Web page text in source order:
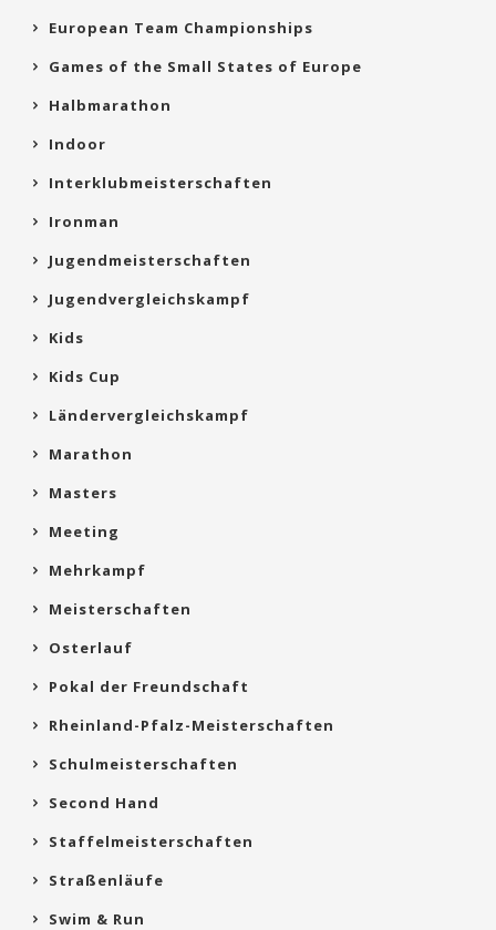
European Team Championships
Games of the Small States of Europe
Halbmarathon
Indoor
Interklubmeisterschaften
Ironman
Jugendmeisterschaften
Jugendvergleichskampf
Kids
Kids Cup
Ländervergleichskampf
Marathon
Masters
Meeting
Mehrkampf
Meisterschaften
Osterlauf
Pokal der Freundschaft
Rheinland-Pfalz-Meisterschaften
Schulmeisterschaften
Second Hand
Staffelmeisterschaften
Straßenläufe
Swim & Run